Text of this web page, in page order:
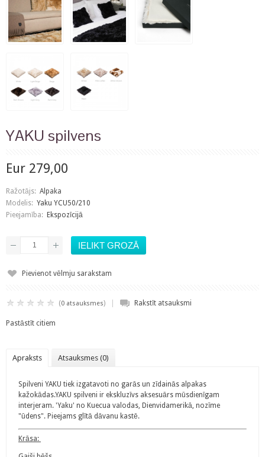
YAKU spilvens
Eur 279,00
Ražotājs: Alpaka
Modelis: Yaku YCU50/210
Pieejamība: Ekspozīcijā
Pievienot vēlmju sarakstam
(0 atsauksmes) Rakstīt atsauksmi
Pastāstīt citiem
Apraksts Atsauksmes (0)
Spilveni YAKU tiek izgatavoti no garās un zīdainās alpakas
kažokādas.YAKU spilveni ir ekskluzīvs aksesuārs mūsdienīgam
interjeram. 'Yaku' no Kuecua valodas, Dienvidamerikā, nozīme
"ūdens". Pieejams glītā dāvanu kastē.
Krāsa: